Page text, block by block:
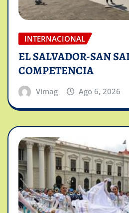
INTERNACIONAL
EL SALVADOR-SAN
COMPETENCIA
Vimag Ago 6, 2026